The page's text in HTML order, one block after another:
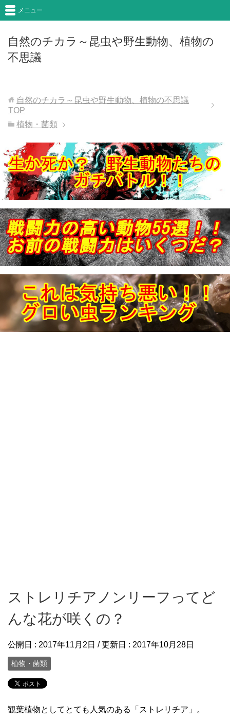
自然のチカラ～昆虫や野生動物、植物の
不思議
メニュー
自然のチカラ～昆虫や野生動物、植物の不思議
TOP
植物・菌類
ストレリチアノンリーフってど
んな花が咲くの？
公開日 : 2017年11月2日 / 更新日 : 2017年10月28日
植物・菌類
観葉植物としてとても人気のある「ストレリチア」。